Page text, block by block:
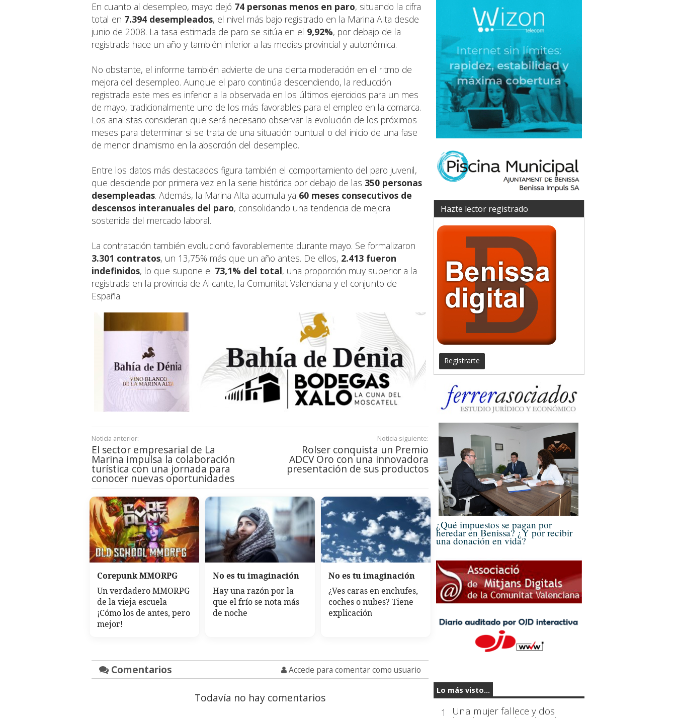
En cuanto al desempleo, mayo dejó 74 personas menos en paro, situando la cifra
total en 7.394 desempleados, el nivel más bajo registrado en la Marina Alta desde
junio de 2008. La tasa estimada de paro se sitúa en el 9,92%, por debajo de la
registrada hace un año y también inferior a las medias provincial y autonómica.
No obstante, el informe también advierte de una cierta moderación en el ritmo de
mejora del desempleo. Aunque el paro continúa descendiendo, la reducción
registrada este mes es inferior a la observada en los últimos ejercicios para un mes
de mayo, tradicionalmente uno de los más favorables para el empleo en la comarca.
Los analistas consideran que será necesario observar la evolución de los próximos
meses para determinar si se trata de una situación puntual o del inicio de una fase
de menor dinamismo en la absorción del desempleo.
Entre los datos más destacados figura también el comportamiento del paro juvenil,
que desciende por primera vez en la serie histórica por debajo de las 350 personas
desempleadas. Además, la Marina Alta acumula ya 60 meses consecutivos de
descensos interanuales del paro, consolidando una tendencia de mejora
sostenida del mercado laboral.
La contratación también evolucionó favorablemente durante mayo. Se formalizaron
3.301 contratos, un 13,75% más que un año antes. De ellos, 2.413 fueron
indefinidos, lo que supone el 73,1% del total, una proporción muy superior a la
registrada en la provincia de Alicante, la Comunitat Valenciana y el conjunto de
España.
Noticia anterior:
El sector empresarial de La
Marina impulsa la colaboración
turística con una jornada para
conocer nuevas oportunidades
Noticia siguiente:
Rolser conquista un Premio
ADCV Oro con una innovadora
presentación de sus productos
Corepunk MMORPG
Un verdadero MMORPG
de la vieja escuela
¡Cómo los de antes, pero
mejor!
No es tu imaginación
Hay una razón por la
que el frío se nota más
de noche
No es tu imaginación
¿Ves caras en enchufes,
coches o nubes? Tiene
explicación
Comentarios Accede para comentar como usuario
Todavía no hay comentarios
Hazte lector registrado
Registrarte
¿Qué impuestos se pagan por
heredar en Benissa? ¿Y por recibir
una donación en vida?
Lo más visto...
1 Una mujer fallece y dos